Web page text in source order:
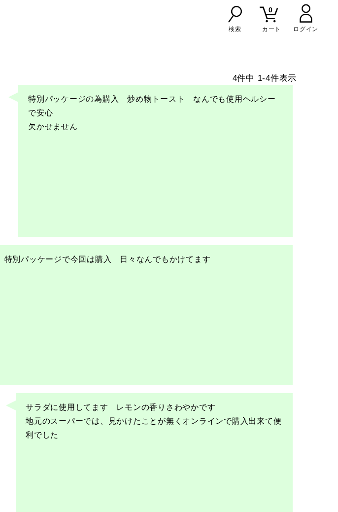
検索
0
カート
4件中 1-4件表示
特別パッケージの為購入　炒め物トースト　なんでも使用ヘルシー
で安心
欠かせません
特別パッケージで今回は購入　日々なんでもかけてます
サラダに使用してます　レモンの香りさわやかです
地元のスーパーでは、見かけたことが無くオンラインで購入出来て便
利でした